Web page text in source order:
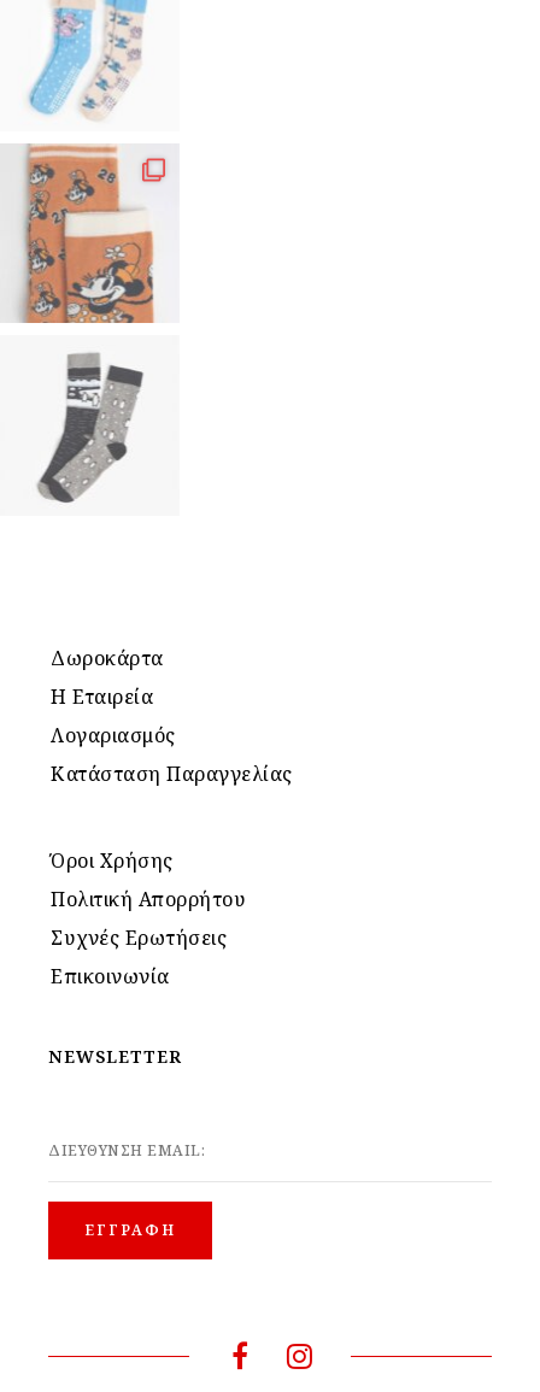
Δωροκάρτα
Η Εταιρεία
Λογαριασμός
Κατάσταση Παραγγελίας
Όροι Χρήσης
Πολιτική Απορρήτου
Συχνές Ερωτήσεις
Επικοινωνία
NEWSLETTER
ΔΙΕΥΘΥΝΣΗ EMAIL: